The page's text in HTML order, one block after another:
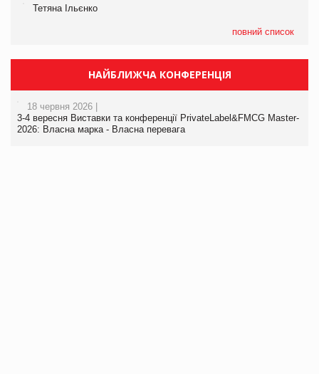
Тетяна Ільєнко
повний список
НАЙБЛИЖЧА КОНФЕРЕНЦІЯ
18 червня 2026 |
3-4 вересня Виставки та конференції PrivateLabel&FMCG Master-
2026: Власна марка - Власна перевага